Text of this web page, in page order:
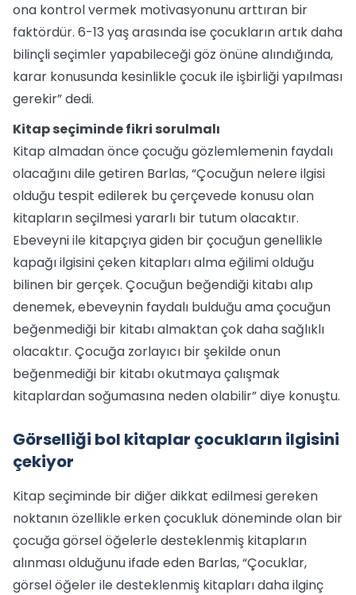
ona kontrol vermek motivasyonunu arttıran bir
faktördür. 6-13 yaş arasında ise çocukların artık daha
bilinçli seçimler yapabileceği göz önüne alındığında,
karar konusunda kesinlikle çocuk ile işbirliği yapılması
gerekir” dedi.
Kitap seçiminde fikri sorulmalı
Kitap almadan önce çocuğu gözlemlemenin faydalı
olacağını dile getiren Barlas, “Çocuğun nelere ilgisi
olduğu tespit edilerek bu çerçevede konusu olan
kitapların seçilmesi yararlı bir tutum olacaktır.
Ebeveyni ile kitapçıya giden bir çocuğun genellikle
kapağı ilgisini çeken kitapları alma eğilimi olduğu
bilinen bir gerçek. Çocuğun beğendiği kitabı alıp
denemek, ebeveynin faydalı bulduğu ama çocuğun
beğenmediği bir kitabı almaktan çok daha sağlıklı
olacaktır. Çocuğa zorlayıcı bir şekilde onun
beğenmediği bir kitabı okutmaya çalışmak
kitaplardan soğumasına neden olabilir” diye konuştu.
Görselliği bol kitaplar çocukların ilgisini
çekiyor
Kitap seçiminde bir diğer dikkat edilmesi gereken
noktanın özellikle erken çocukluk döneminde olan bir
çocuğa görsel öğelerle desteklenmiş kitapların
alınması olduğunu ifade eden Barlas, “Çocuklar,
görsel öğeler ile desteklenmiş kitapları daha ilginç